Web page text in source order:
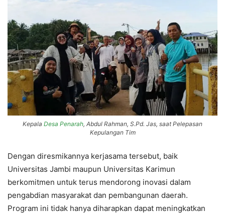
Kepala Desa Penarah, Abdul Rahman, S.Pd. Jas, saat Pelepasan
Kepulangan Tim
Dengan diresmikannya kerjasama tersebut, baik
Universitas Jambi maupun Universitas Karimun
berkomitmen untuk terus mendorong inovasi dalam
pengabdian masyarakat dan pembangunan daerah.
Program ini tidak hanya diharapkan dapat meningkatkan